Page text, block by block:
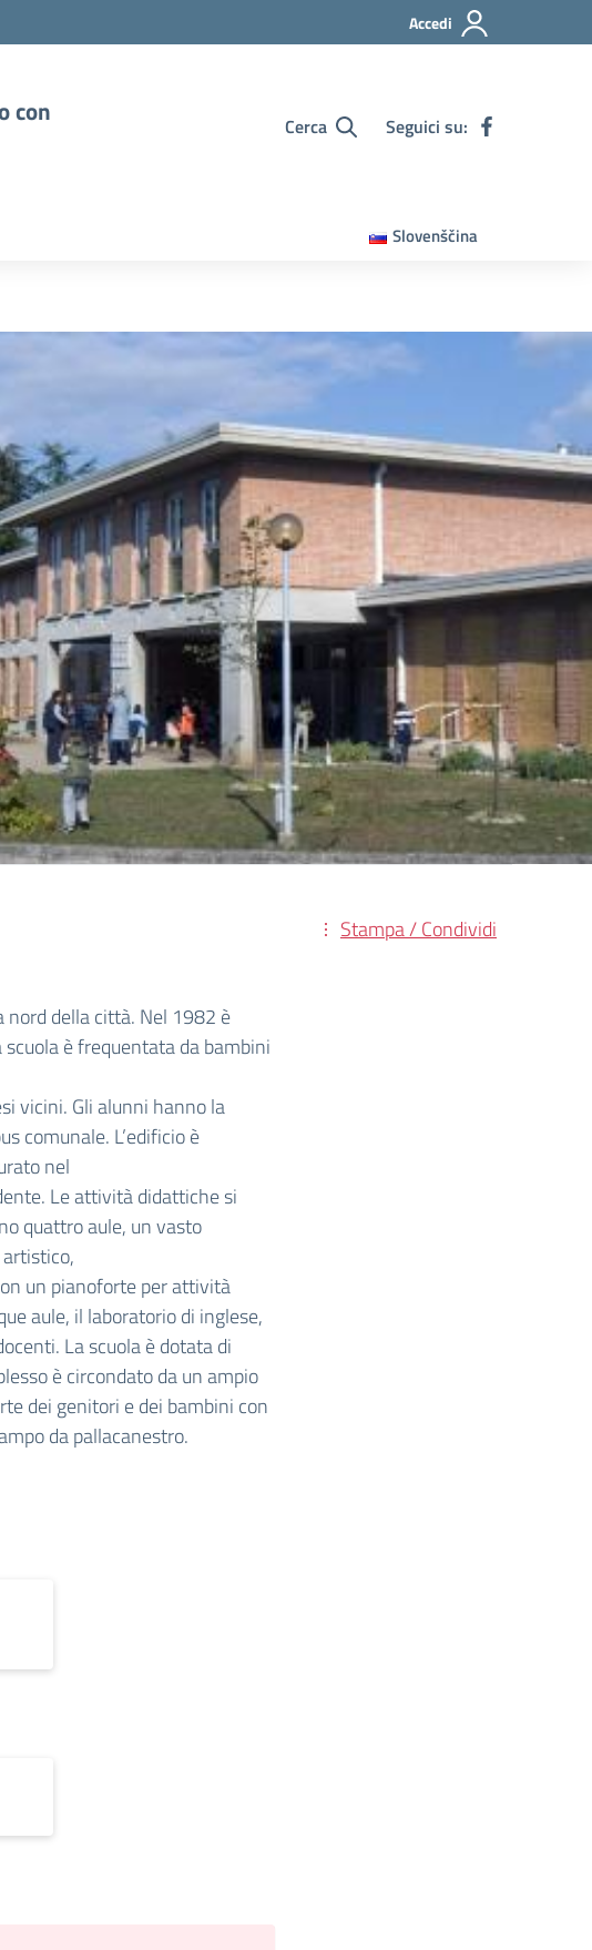
Accedi
con
Cerca Seguici su:
Slovenščina
Stampa / Condividi
nord della città. Nel 1982 è
è frequentata da bambini
vicini. Gli alunni hanno la
comunale. L’edificio è
nel
Le attività didattiche si
quattro aule, un vasto
un pianoforte per attività
aule, il laboratorio di inglese,
La scuola è dotata di
è circondato da un ampio
dei genitori e dei bambini con
da pallacanestro.